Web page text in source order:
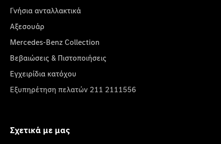
Γνήσια ανταλλακτικά
Αξεσουάρ
Mercedes-Benz Collection
Βεβαιώσεις & Πιστοποιήσεις
Εγχειρίδια κατόχου
Εξυπηρέτηση πελατών 211 2111556
Σχετικά με μας